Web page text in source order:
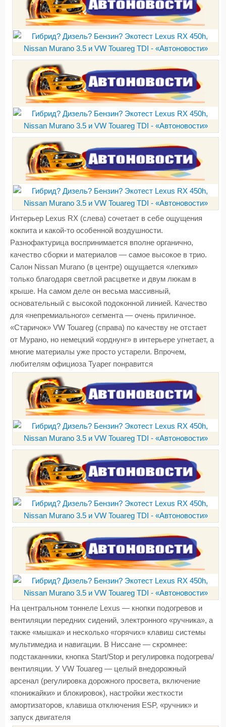
Интерьер Lexus RX (слева) сочетает в себе ощущения
кокпита и какой-то особенной воздушности.
Разнофактурица воспринимается вполне органично,
качество сборки и материалов — самое высокое в трио.
Салон Nissan Murano (в центре) ощущается «легким»
только благодаря светлой расцветке и двум люкам в
крыше. На самом деле он весьма массивный,
основательный с высокой подоконной линией. Качество
для «непремиального» сегмента — очень приличное.
«Старичок» VW Touareg (справа) по качеству не отстает
от Мурано, но немецкий «орднунг» в интерьере угнетает, а
многие материалы уже просто устарели. Впрочем,
любителям официоза Туарег понравится
На центральном тоннеле Lexus — кнопки подогревов и
вентиляции передних сидений, электронного «ручника», а
также «мышка» и несколько «горячих» клавиш системы
мультимедиа и навигации. В Ниссане — скромнее:
подстаканники, кнопка Start/Stop и регулировка подогрева/
вентиляции. У VW Touareg — целый внедорожный
арсенал (регулировка дорожного просвета, включение
«понижайки» и блокировок), настройки жесткости
амортизаторов, клавиша отключения ESP, «ручник» и
запуск двигателя